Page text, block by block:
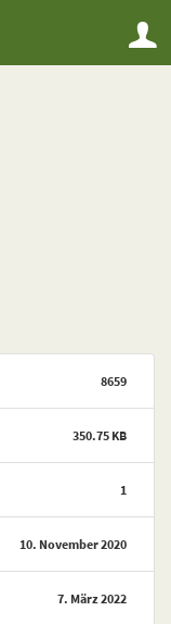
8659
350.75 KB
1
10. November 2020
7. März 2022